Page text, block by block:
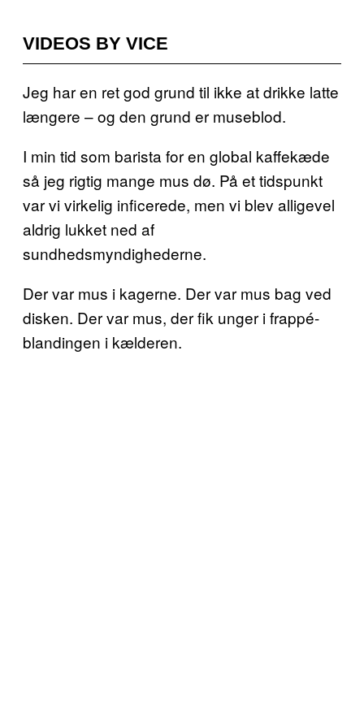
VIDEOS BY VICE
Jeg har en ret god grund til ikke at drikke latte
længere – og den grund er museblod.
I min tid som barista for en global kaffekæde
så jeg rigtig mange mus dø. På et tidspunkt
var vi virkelig inficerede, men vi blev alligevel
aldrig lukket ned af
sundhedsmyndighederne.
Der var mus i kagerne. Der var mus bag ved
disken. Der var mus, der fik unger i frappé-
blandingen i kælderen.